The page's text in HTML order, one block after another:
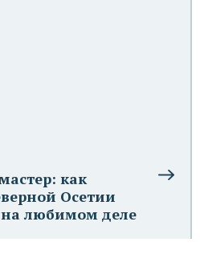
как
Осетии
на любимом деле